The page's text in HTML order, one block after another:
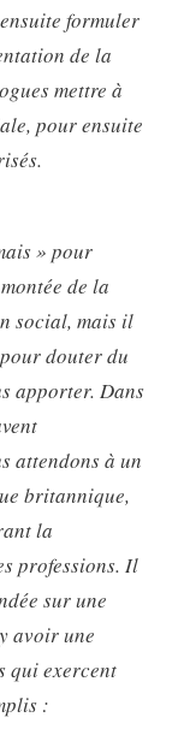
formuler
de la
mettre à
pour ensuite
» pour
de la
social, mais il
douter du
apporter. Dans
attendons à un
britannique,
la
professions. Il
sur une
avoir une
qui exercent
: